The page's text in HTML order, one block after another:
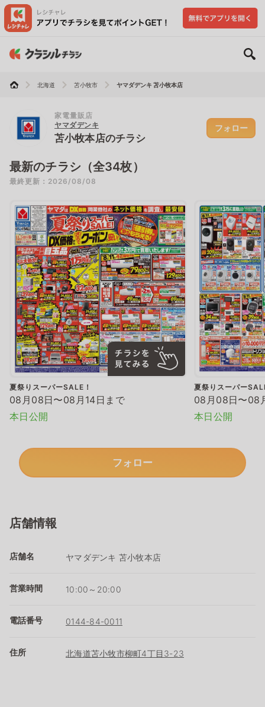
北海道 苫小牧市 ヤマダデンキ 苫小牧本店
家電量販店
ヤマダデンキ
苫小牧本店のチラシ
フォロー
最新のチラシ（全34枚）
最終更新：2026/08/08
夏祭りスーパーSALE！
08月08日〜08月14日まで
本日公開
夏祭りスーパー
08月08日〜08
本日公開
フォロー
店舗情報
店舗名 ヤマダデンキ 苫小牧本店
営業時間 10:00～20:00
電話番号 0144-84-0011
住所 北海道苫小牧市柳町4丁目3-23